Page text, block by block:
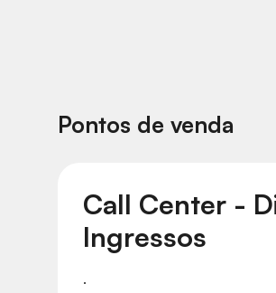
Pontos de venda
Call Center -
Ingressos
.